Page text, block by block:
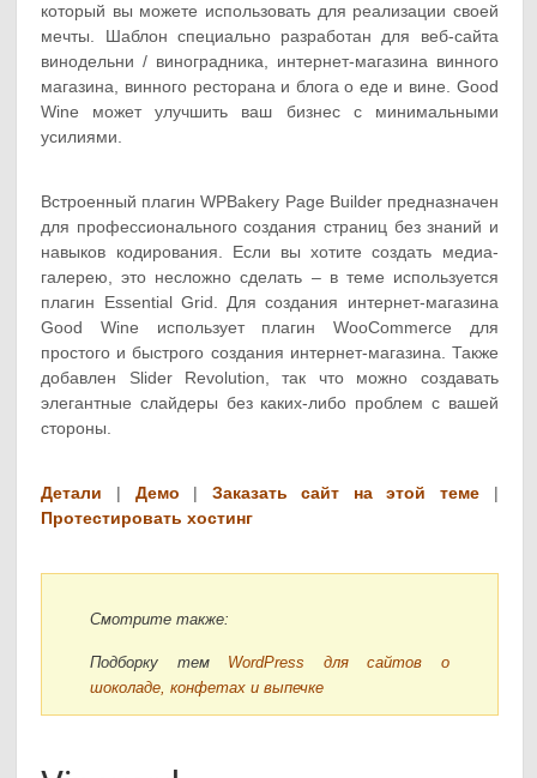
который вы можете использовать для реализации своей
мечты. Шаблон специально разработан для веб-сайта
винодельни / виноградника, интернет-магазина винного
магазина, винного ресторана и блога о еде и вине. Good
Wine может улучшить ваш бизнес с минимальными
усилиями.
Встроенный плагин WPBakery Page Builder предназначен
для профессионального создания страниц без знаний и
навыков кодирования. Если вы хотите создать медиа-
галерею, это несложно сделать – в теме используется
плагин Essential Grid. Для создания интернет-магазина
Good Wine использует плагин WooCommerce для
простого и быстрого создания интернет-магазина. Также
добавлен Slider Revolution, так что можно создавать
элегантные слайдеры без каких-либо проблем с вашей
стороны.
Детали | Демо | Заказать сайт на этой теме |
Протестировать хостинг
Смотрите также:
Подборку тем WordPress для сайтов о
шоколаде, конфетах и выпечке